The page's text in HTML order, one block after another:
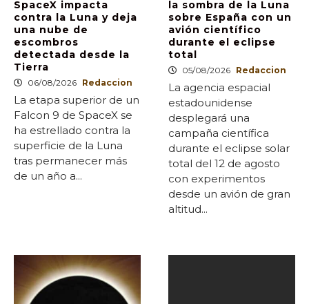
SpaceX impacta
contra la Luna y deja
una nube de
escombros
detectada desde la
Tierra
06/08/2026 Redaccion
La etapa superior de un
Falcon 9 de SpaceX se
ha estrellado contra la
superficie de la Luna
tras permanecer más
de un año a...
la sombra de la Luna
sobre España con un
avión científico
durante el eclipse
total
05/08/2026 Redaccion
La agencia espacial
estadounidense
desplegará una
campaña científica
durante el eclipse solar
total del 12 de agosto
con experimentos
desde un avión de gran
altitud...